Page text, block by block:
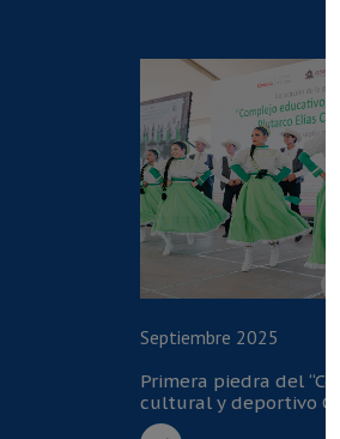
Septiembre 2025
Primera piedra del
cultural y deportivo